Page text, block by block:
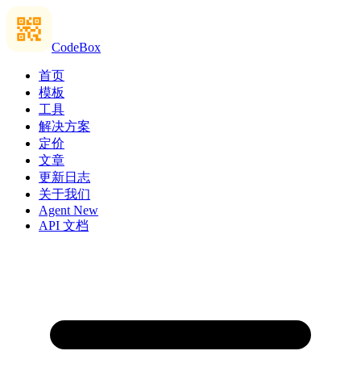
CodeBox
首页
模板
工具
解决方案
定价
文章
更新日志
关于我们
Agent New
API 文档